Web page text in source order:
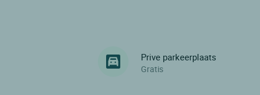
Prive parkeerplaats
Gratis